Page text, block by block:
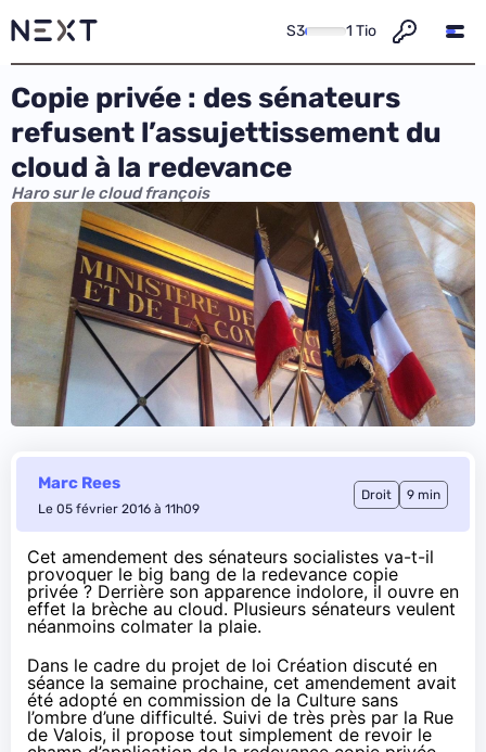
S3 1 Tio
Copie privée : des sénateurs
refusent l’assujettissement du
cloud à la redevance
Haro sur le cloud françois
Marc Rees
Le 05 février 2016 à 11h09
Droit 9 min
Cet amendement des sénateurs socialistes va-t-il
provoquer le big bang de la redevance copie
privée ? Derrière son apparence indolore, il ouvre en
effet la brèche au cloud. Plusieurs sénateurs veulent
néanmoins colmater la plaie.
Dans le cadre du projet de loi Création discuté en
séance la semaine prochaine, cet amendement avait
été adopté en commission de la Culture sans
l’ombre d’une difficulté. Suivi de très près par la Rue
de Valois, il propose tout simplement de revoir le